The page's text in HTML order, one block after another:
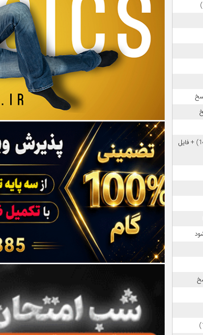
سوالات امتحان نهایی زبان انگلیسی 3 سال دوازدهم (1397 تا 1405) + فایل